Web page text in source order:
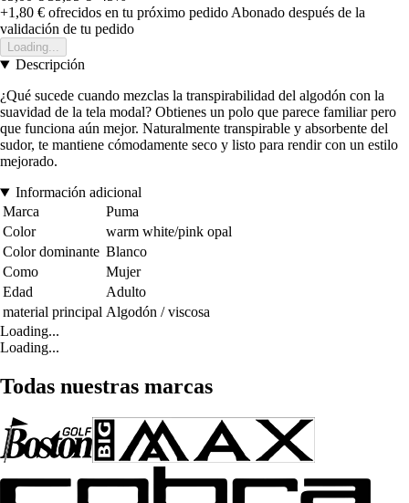
+1,80 € ofrecidos en tu próximo pedido Abonado después de la
validación de tu pedido
Loading...
Descripción
¿Qué sucede cuando mezclas la transpirabilidad del algodón con la
suavidad de la tela modal? Obtienes un polo que parece familiar pero
que funciona aún mejor. Naturalmente transpirable y absorbente del
sudor, te mantiene cómodamente seco y listo para rendir con un estilo
mejorado.
Información adicional
Marca
Puma
Color
warm white/pink opal
Color dominante Blanco
Como
Mujer
Edad
Adulto
material principal Algodón / viscosa
Loading...
Loading...
Todas nuestras marcas